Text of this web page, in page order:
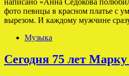
фото певицы в красном платье с
вырезом. И каждому мужчине
Музыка
Сегодня 75 лет